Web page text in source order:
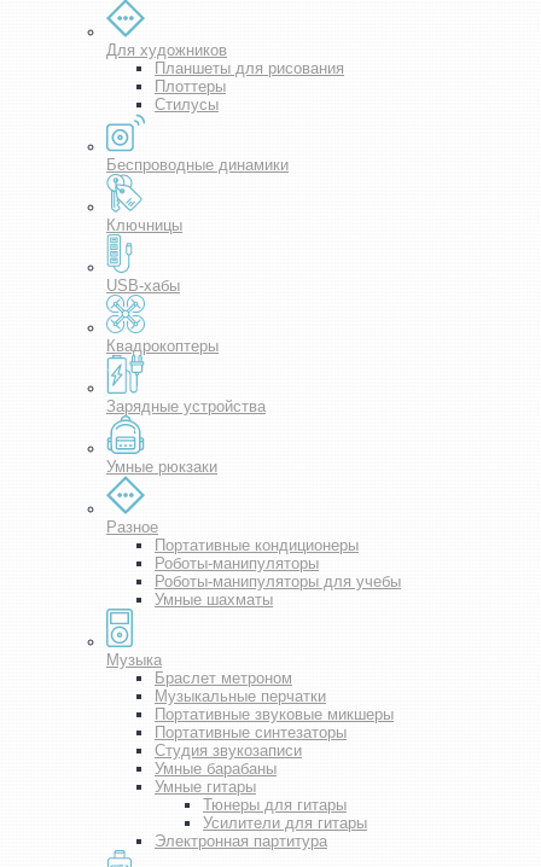
Для художников
Планшеты для рисования
Плоттеры
Стилусы
Беспроводные динамики
Ключницы
USB-хабы
Квадрокоптеры
Зарядные устройства
Умные рюкзаки
Разное
Портативные кондиционеры
Роботы-манипуляторы
Роботы-манипуляторы для учебы
Умные шахматы
Музыка
Браслет метроном
Музыкальные перчатки
Портативные звуковые микшеры
Портативные синтезаторы
Студия звукозаписи
Умные барабаны
Умные гитары
Тюнеры для гитары
Усилители для гитары
Электронная партитура